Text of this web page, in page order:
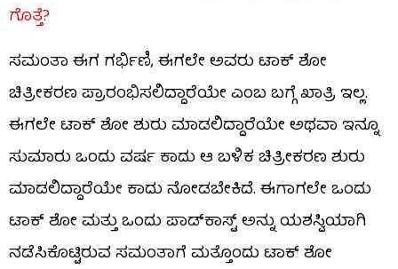
ಗೊತ್ತೆ?
ಸಮಂತಾ ಈಗ ಗರ್ಭಿಣಿ, ಈಗಲೇ ಅವರು ಟಾಕ್ ಶೋ
ಚಿತ್ರೀಕರಣ ಪ್ರಾರಂಭಿಸಲಿದ್ದಾರೆಯೇ ಎಂಬ ಬಗ್ಗೆ ಖಾತ್ರಿ ಇಲ್ಲ.
ಈಗಲೇ ಟಾಕ್ ಶೋ ಶುರು ಮಾಡಲಿದ್ದಾರೆಯೇ ಅಥವಾ ಇನ್ನೂ
ಸುಮಾರು ಒಂದು ವರ್ಷ ಕಾದು ಆ ಬಳಿಕ ಚಿತ್ರೀಕರಣ ಶುರು
ಮಾಡಲಿದ್ದಾರೆಯೇ ಕಾದು ನೋಡಬೇಕಿದೆ. ಈಗಾಗಲೇ ಒಂದು
ಟಾಕ್ ಶೋ ಮತ್ತು ಒಂದು ಪಾಡ್​​ಕಾಸ್ಟ್ ಅನ್ನು ಯಶಸ್ವಿಯಾಗಿ
ನಡೆಸಿಕೊಟ್ಟಿರುವ ಸಮಂತಾಗೆ ಮತ್ತೊಂದು ಟಾಕ್ ಶೋ